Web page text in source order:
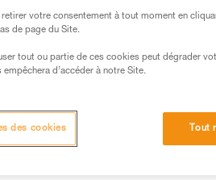
Informations techniques
retirer votre consentement à tout moment en
de page du Site.
tout ou partie de ces cookies peut dégrader
empêchera d’accéder à notre Site.
Tout
des cookies